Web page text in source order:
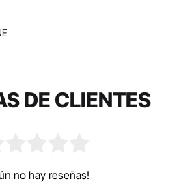
DE CLIENTES
no hay reseñas!